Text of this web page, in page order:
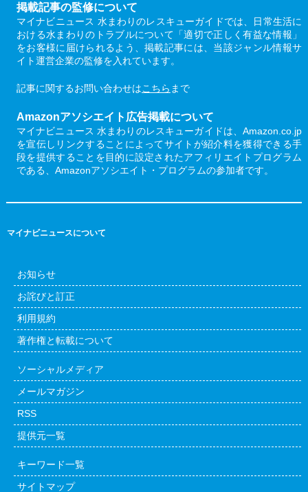
掲載記事の監修について
マイナビニュース 水まわりのレスキューガイドでは、日常生活に
おける水まわりのトラブルについて「適切で正しく有益な情報」
をお客様に届けられるよう、掲載記事には、当該ジャンル情報サ
イト運営企業の監修を入れています。
記事に関するお問い合わせはこちら まで
Amazonアソシエイト広告掲載について
マイナビニュース 水まわりのレスキューガイドは、Amazon.co.jp
を宣伝しリンクすることによってサイトが紹介料を獲得できる手
段を提供することを目的に設定されたアフィリエイトプログラム
である、Amazonアソシエイト・プログラムの参加者です。
マイナビニュースについて
お知らせ
お詫びと訂正
利用規約
著作権と転載について
ソーシャルメディア
メールマガジン
RSS
提供元一覧
キーワード一覧
サイトマップ